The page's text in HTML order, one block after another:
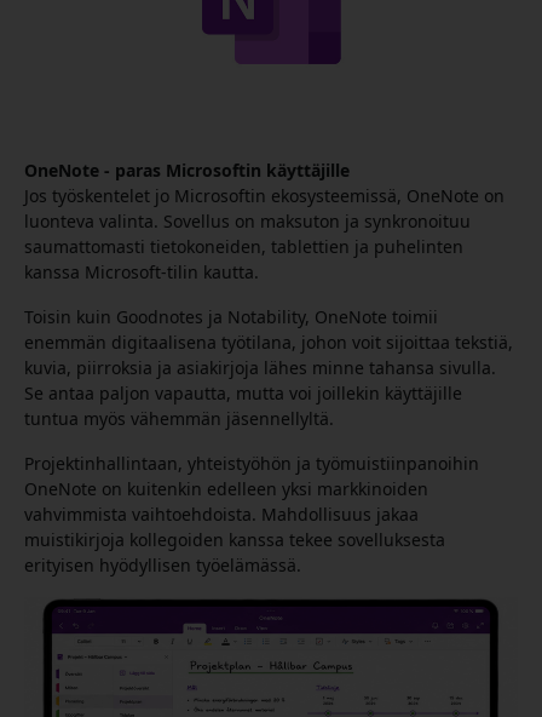
OneNote - paras Microsoftin käyttäjille
Jos työskentelet jo Microsoftin ekosysteemissä, OneNote on
luonteva valinta. Sovellus on maksuton ja synkronoituu
saumattomasti tietokoneiden, tablettien ja puhelinten
kanssa Microsoft-tilin kautta.
Toisin kuin Goodnotes ja Notability, OneNote toimii
enemmän digitaalisena työtilana, johon voit sijoittaa tekstiä,
kuvia, piirroksia ja asiakirjoja lähes minne tahansa sivulla.
Se antaa paljon vapautta, mutta voi joillekin käyttäjille
tuntua myös vähemmän jäsennellyltä.
Projektinhallintaan, yhteistyöhön ja työmuistiinpanoihin
OneNote on kuitenkin edelleen yksi markkinoiden
vahvimmista vaihtoehdoista. Mahdollisuus jakaa
muistikirjoja kollegoiden kanssa tekee sovelluksesta
erityisen hyödyllisen työelämässä.